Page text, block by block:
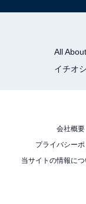
All About
イチオシ
会社概要
プライバシー
当サイトの情報に